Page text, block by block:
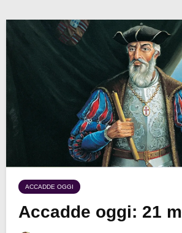
ACCADDE OGGI
Accadde oggi: 21